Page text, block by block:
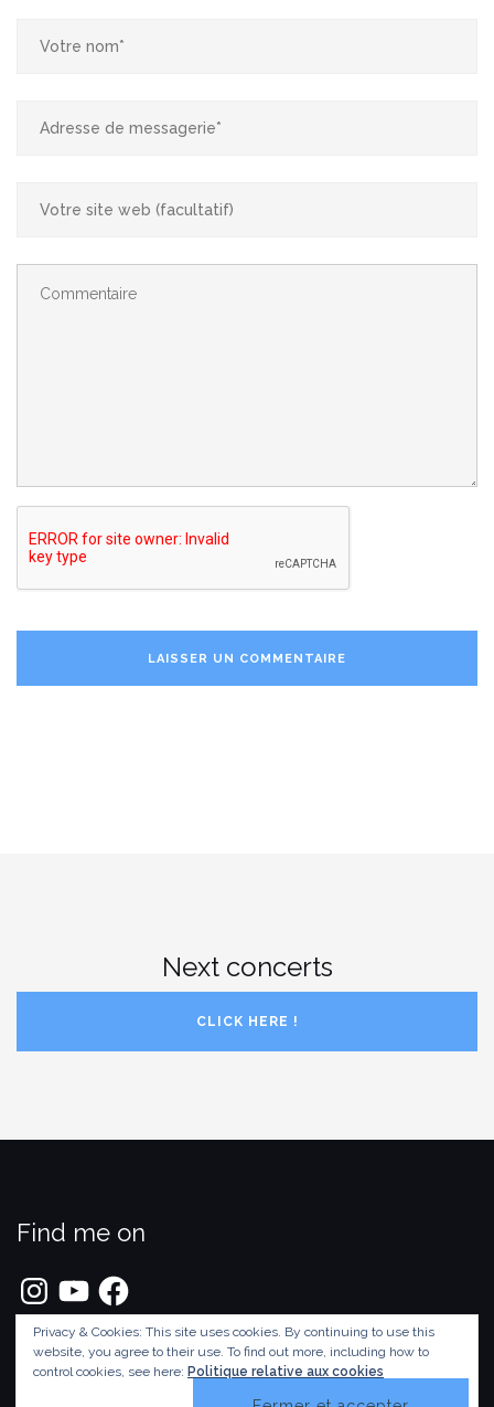
Next concerts
CLICK HERE !
Find me on
InstagramYouTubeFacebook
Thème par Colorlib Propulsé parWordPress
Privacy & Cookies: This site uses cookies. By continuing to use this
website, you agree to their use. To find out more, including how to
control cookies, see here: Politique relative aux cookies